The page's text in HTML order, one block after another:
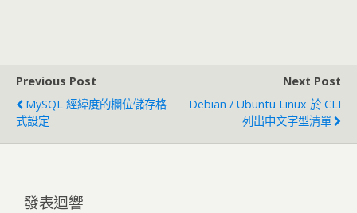
Previous Post
MySQL 經緯度的欄位儲存格
式設定
Next Post
Debian / Ubuntu Linux 於 CLI
列出中文字型清單
發表迴響